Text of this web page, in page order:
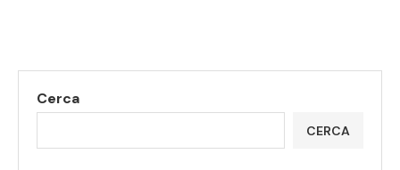
Cerca
CERCA